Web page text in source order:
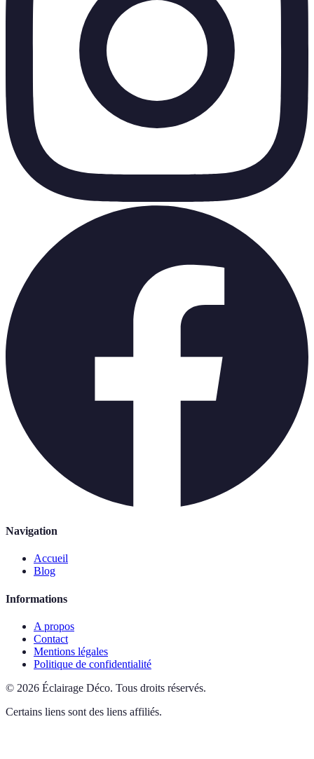
Navigation
Accueil
Blog
Informations
A propos
Contact
Mentions légales
Politique de confidentialité
© 2026 Éclairage Déco. Tous droits réservés.
Certains liens sont des liens affiliés.